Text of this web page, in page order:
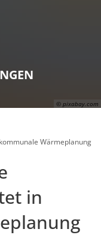
© pixabay.com
Wärmeplanung
in